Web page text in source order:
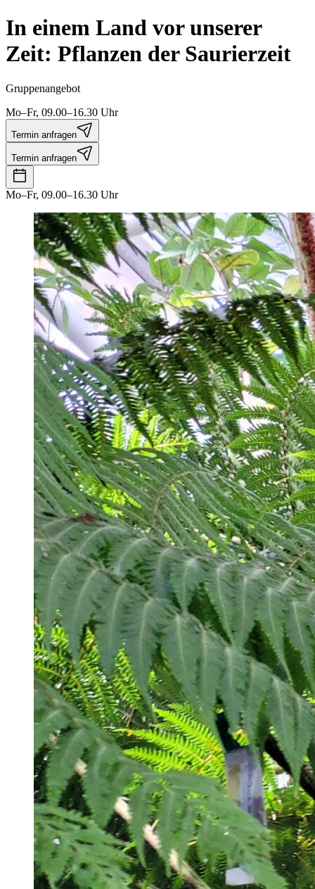
In einem Land vor unserer
Zeit: Pflanzen der Saurierzeit
Gruppenangebot
Mo–Fr, 09.00–16.30 Uhr
Termin anfragen
Termin anfragen
Mo–Fr, 09.00–16.30 Uhr